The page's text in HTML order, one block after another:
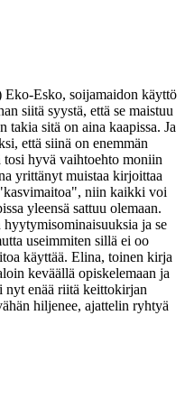
Esko, soijamaidon käyttö
siitä syystä, että se maistuu
takia sitä on aina kaapissa. Ja
että siinä on enemmän
hyvä vaihtoehto moniin
yrittänyt muistaa kirjoittaa
niin kaikki voi
yleensä sattuu olemaan.
ja se
useimmiten sillä ei oo
käyttää. Elina, toinen kirja
keväällä opiskelemaan ja
nyt enää riitä keittokirjan
hiljenee, ajattelin ryhtyä